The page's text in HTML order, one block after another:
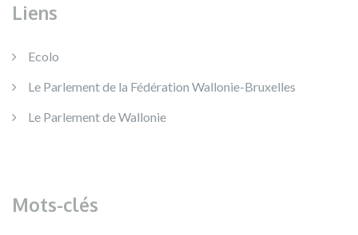
Liens
Ecolo
Le Parlement de la Fédération Wallonie-Bruxelles
Le Parlement de Wallonie
Mots-clés